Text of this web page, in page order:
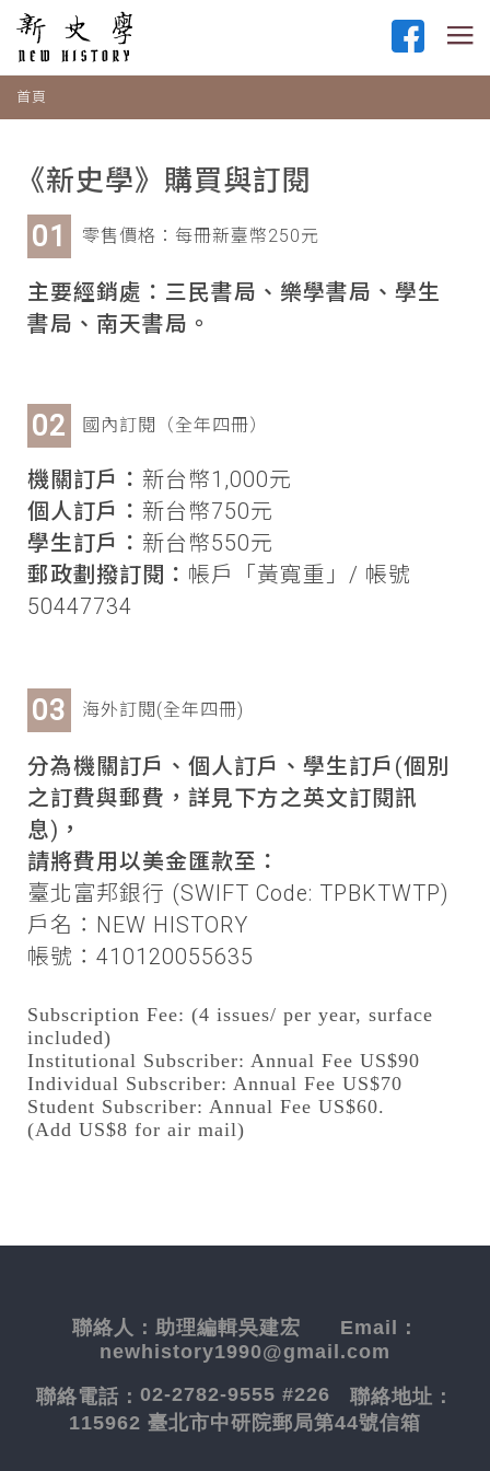
首頁
《新史學》購買與訂閱
零售價格：每冊新臺幣250元
主要經銷處：三民書局、樂學書局、學生
書局、南天書局。
國內訂閱（全年四冊）
機關訂戶： 新台幣1,000元
個人訂戶： 新台幣750元
學生訂戶： 新台幣550元
郵政劃撥訂閱： 帳戶「黃寬重」/ 帳號
50447734
海外訂閱(全年四冊)
分為機關訂戶、個人訂戶、學生訂戶(個別
之訂費與郵費，詳見下方之英文訂閱訊
息)，
請將費用以美金匯款至：
臺北富邦銀行 (SWIFT Code: TPBKTWTP)
戶名：NEW HISTORY
帳號：410120055635
Subscription Fee: (4 issues/ per year, surface
included)
Institutional Subscriber: Annual Fee US$90
Individual Subscriber: Annual Fee US$70
Student Subscriber: Annual Fee US$60.
(Add US$8 for air mail)
聯絡人： 助理編輯吳建宏 Email：
newhistory1990@gmail.com
聯絡電話： 02-2782-9555 #226 聯絡地址：
115962 臺北市中研院郵局第44號信箱